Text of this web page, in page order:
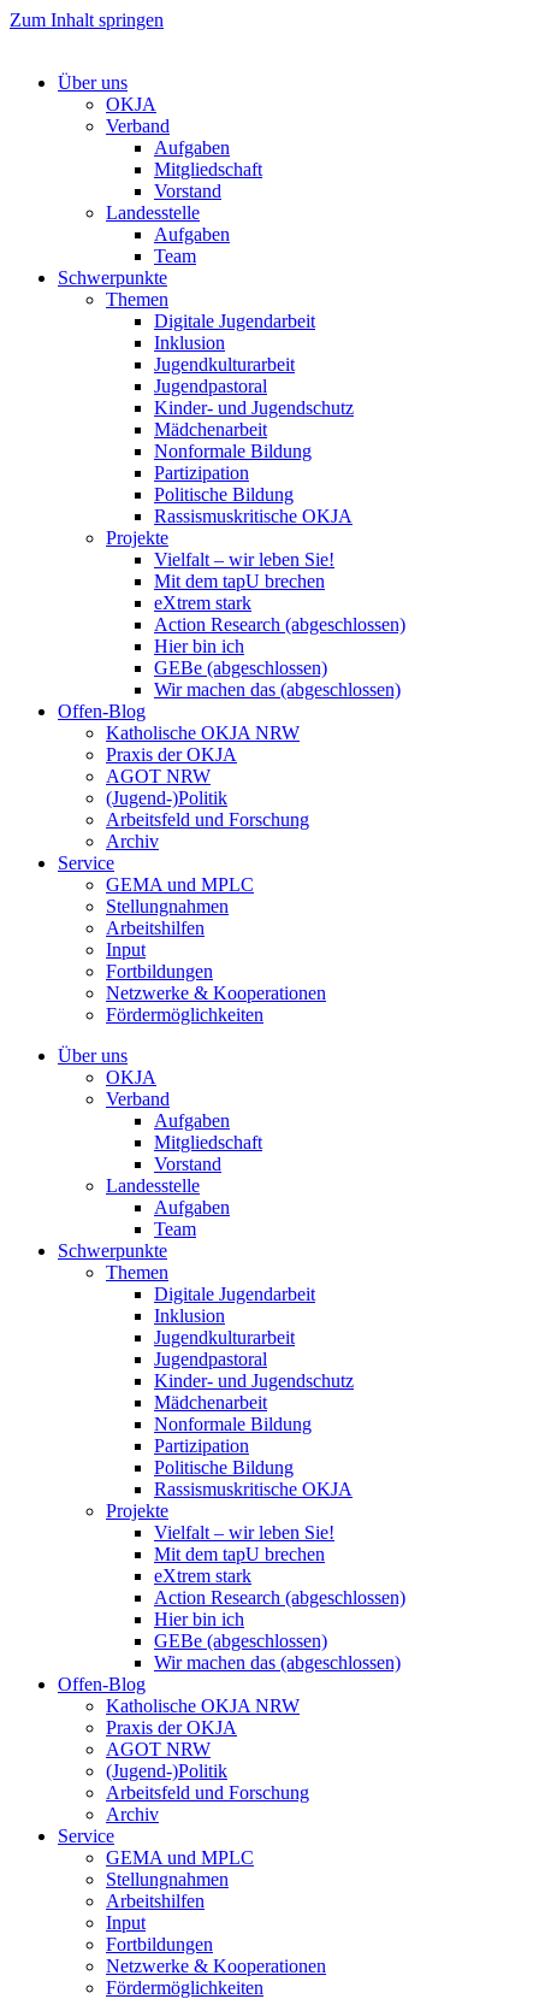
Zum Inhalt springen
Über uns
OKJA
Verband
Aufgaben
Mitgliedschaft
Vorstand
Landesstelle
Aufgaben
Team
Schwerpunkte
Themen
Digitale Jugendarbeit
Inklusion
Jugendkulturarbeit
Jugendpastoral
Kinder- und Jugendschutz
Mädchenarbeit
Nonformale Bildung
Partizipation
Politische Bildung
Rassismuskritische OKJA
Projekte
Vielfalt – wir leben Sie!
Mit dem tapU brechen
eXtrem stark
Action Research (abgeschlossen)
Hier bin ich
GEBe (abgeschlossen)
Wir machen das (abgeschlossen)
Offen-Blog
Katholische OKJA NRW
Praxis der OKJA
AGOT NRW
(Jugend-)Politik
Arbeitsfeld und Forschung
Archiv
Service
GEMA und MPLC
Stellungnahmen
Arbeitshilfen
Input
Fortbildungen
Netzwerke & Kooperationen
Fördermöglichkeiten
Über uns
OKJA
Verband
Aufgaben
Mitgliedschaft
Vorstand
Landesstelle
Aufgaben
Team
Schwerpunkte
Themen
Digitale Jugendarbeit
Inklusion
Jugendkulturarbeit
Jugendpastoral
Kinder- und Jugendschutz
Mädchenarbeit
Nonformale Bildung
Partizipation
Politische Bildung
Rassismuskritische OKJA
Projekte
Vielfalt – wir leben Sie!
Mit dem tapU brechen
eXtrem stark
Action Research (abgeschlossen)
Hier bin ich
GEBe (abgeschlossen)
Wir machen das (abgeschlossen)
Offen-Blog
Katholische OKJA NRW
Praxis der OKJA
AGOT NRW
(Jugend-)Politik
Arbeitsfeld und Forschung
Archiv
Service
GEMA und MPLC
Stellungnahmen
Arbeitshilfen
Input
Fortbildungen
Netzwerke & Kooperationen
Fördermöglichkeiten